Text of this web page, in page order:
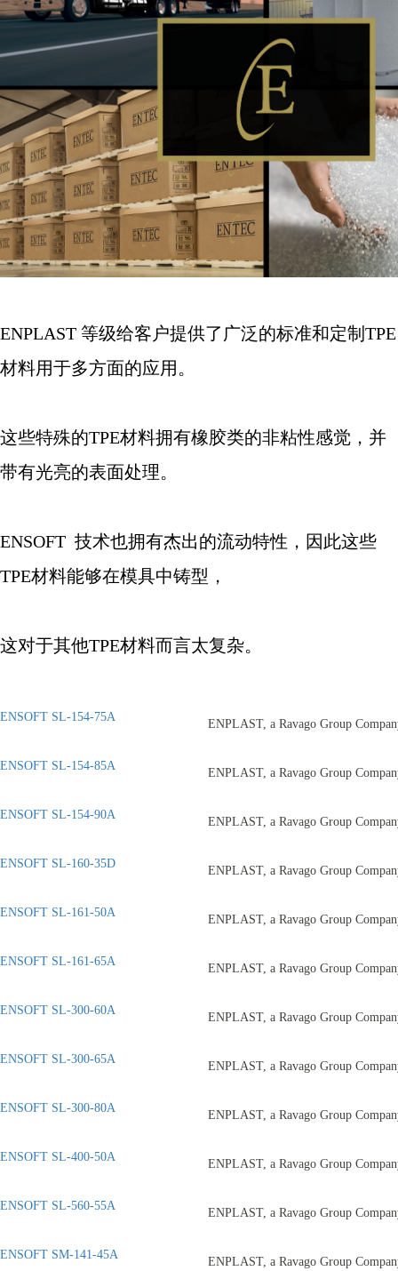
ENPLAST 等级给客户提供了广泛的标准和定制 TPE
材料用于多方面的应用。
这些特殊的TPE材料拥有橡胶类的非粘性感觉，并
带有光亮的表面处理。
ENSOFT 技术也拥有杰出的流动特性，因此这些
TPE材料能够在模具中铸型，
这对于其他TPE材料而言太复杂。
ENSOFT SL-154-75A
ENPLAST, a Ravago Group
ENSOFT SL-154-85A
ENPLAST, a Ravago Group
ENSOFT SL-154-90A
ENPLAST, a Ravago Group
ENSOFT SL-160-35D
ENPLAST, a Ravago Group
ENSOFT SL-161-50A
ENPLAST, a Ravago Group
ENSOFT SL-161-65A
ENPLAST, a Ravago Group
ENSOFT SL-300-60A
ENPLAST, a Ravago Group
ENSOFT SL-300-65A
ENPLAST, a Ravago Group
ENSOFT SL-300-80A
ENPLAST, a Ravago Group
ENSOFT SL-400-50A
ENPLAST, a Ravago Group
ENSOFT SL-560-55A
ENPLAST, a Ravago Group
ENSOFT SM-141-45A
ENPLAST, a Ravago Group